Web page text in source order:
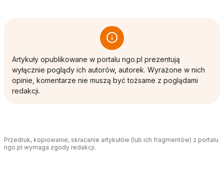
Artykuły opublikowane w portalu ngo.pl prezentują
wyłącznie poglądy ich autorów, autorek. Wyrażone w nich
opinie, komentarze nie muszą być tożsame z poglądami
redakcji.
Przedruk, kopiowanie, skracanie artykułów (lub ich fragmentów) z portalu
ngo.pl wymaga zgody redakcji.